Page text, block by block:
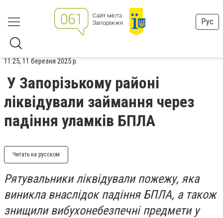
Рус
11:25, 11 березня 2025 р.
У Запорізькому районі
ліквідували займання через
падіння уламків БПЛА
Читать на русском
Рятувальники ліквідували пожежу, яка
виникла внаслідок падіння БПЛА, а також
знищили вибухонебезпечні предмети у